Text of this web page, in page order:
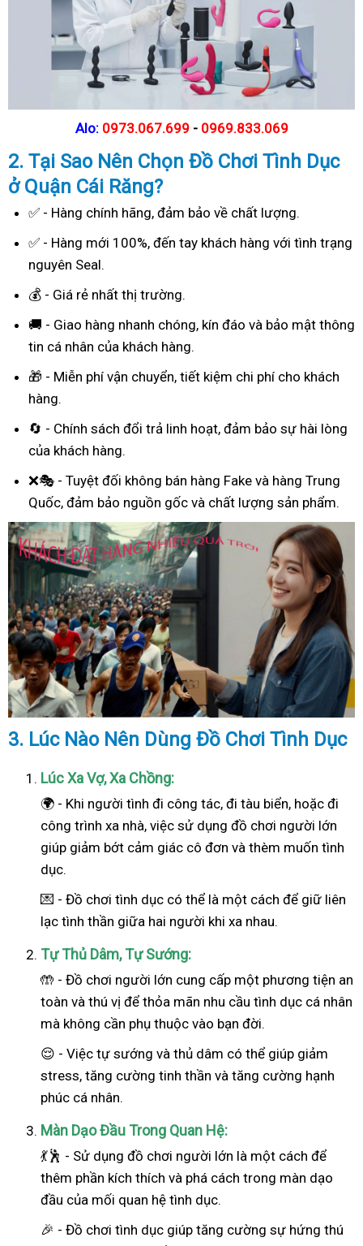
Alo: 0973.067.699 - 0969.833.069
2. Tại SaoNên Chọn Đồ Chơi Tình Dục
ở Quận Cái Răng?
✅ - Hàng chính hãng, đảm bảo về chất lượng.
✅ - Hàng mới 100%, đến tay khách hàng với tình trạng
nguyên Seal.
💰 - Giá rẻ nhất thị trường.
🚚 - Giao hàng nhanh chóng, kín đáo và bảo mật thông
tin cá nhân của khách hàng.
🎁 - Miễn phí vận chuyển, tiết kiệm chi phí cho khách
hàng.
🔄 - Chính sách đổi trả linh hoạt, đảm bảo sự hài lòng
của khách hàng.
❌🎭 - Tuyệt đối không bán hàng Fake và hàng Trung
Quốc, đảm bảo nguồn gốc và chất lượng sản phẩm.
3. Lúc Nào Nên Dùng Đồ Chơi Tình Dục
Lúc Xa Vợ, Xa Chồng:
🌍 - Khi người tình đi công tác, đi tàu biển, hoặc đi
công trình xa nhà, việc sử dụng đồ chơi người lớn
giúp giảm bớt cảm giác cô đơn và thèm muốn tình
dục.
💌 - Đồ chơi tình dục có thể là một cách để giữ liên
lạc tình thần giữa hai người khi xa nhau.
Tự Thủ Dâm, Tự Sướng:
🤲 - Đồ chơi người lớn cung cấp một phương tiện an
toàn và thú vị để thỏa mãn nhu cầu tình dục cá nhân
mà không cần phụ thuộc vào bạn đời.
😌 - Việc tự sướng và thủ dâm có thể giúp giảm
stress, tăng cường tinh thần và tăng cường hạnh
phúc cá nhân.
Màn Dạo Đầu Trong Quan Hệ:
💃🕺 - Sử dụng đồ chơi người lớn là một cách để
thêm phần kích thích và phá cách trong màn dạo
đầu của mối quan hệ tình dục.
🎉 - Đồ chơi tình dục giúp tăng cường sự hứng thú